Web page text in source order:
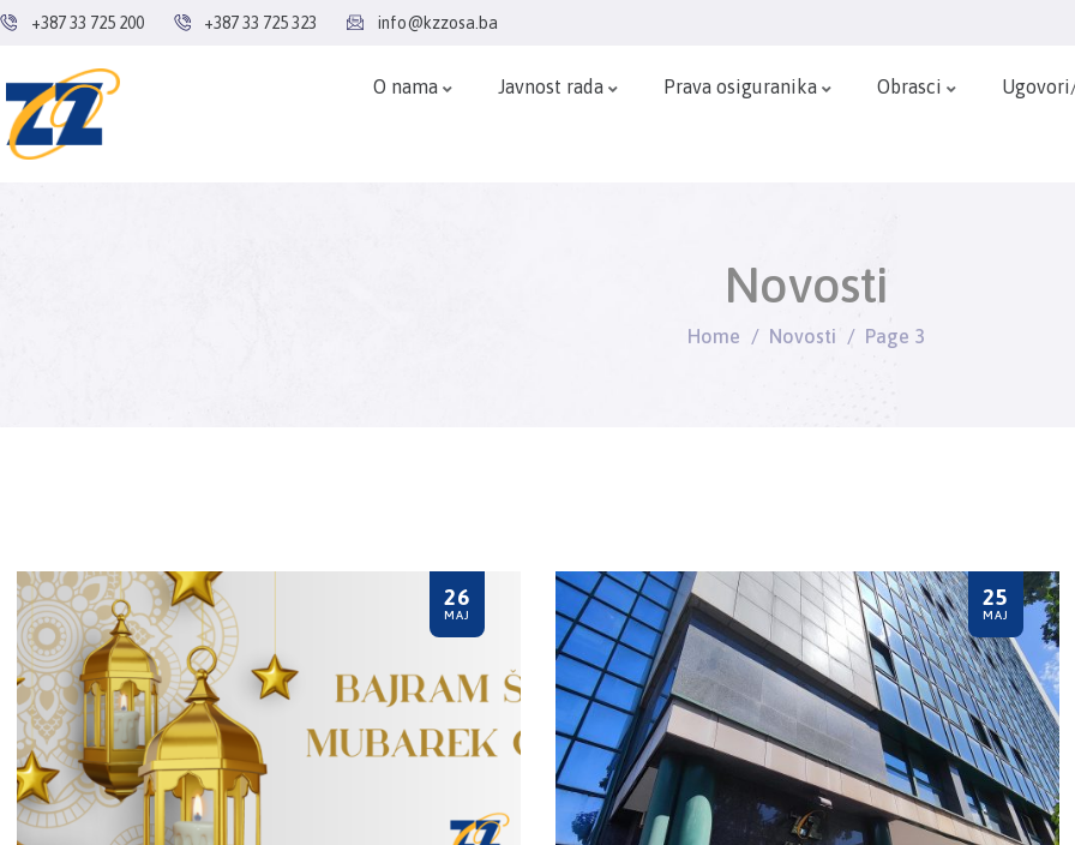
+387 33 725 200 +387 33 725 323 info@kzzosa.ba
O nama Javnost rada Prava osiguranika Obrasci
Novosti
Home Novosti Page 3
26
MAJ
25
MAJ